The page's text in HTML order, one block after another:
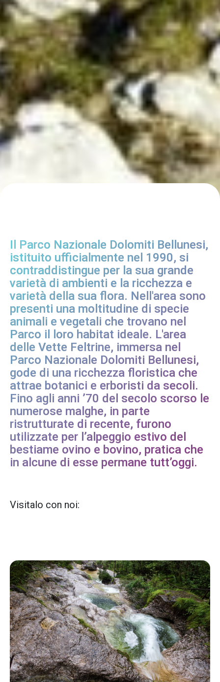
Il Parco Nazionale Dolomiti Bellunesi,
istituito ufficialmente nel 1990, si
contraddistingue per la sua grande
varietà di ambienti e la ricchezza e
varietà della sua flora. Nell'area sono
presenti una moltitudine di specie
animali e vegetali che trovano nel
Parco il loro habitat ideale. L'area
delle Vette Feltrine, immersa nel
Parco Nazionale Dolomiti Bellunesi,
gode di una ricchezza floristica che
attrae botanici e erboristi da secoli.
Fino agli anni ’70 del secolo scorso le
numerose malghe, in parte
ristrutturate di recente, furono
utilizzate per l’alpeggio estivo del
bestiame ovino e bovino, pratica che
in alcune di esse permane tutt’oggi.
Visitalo con noi: